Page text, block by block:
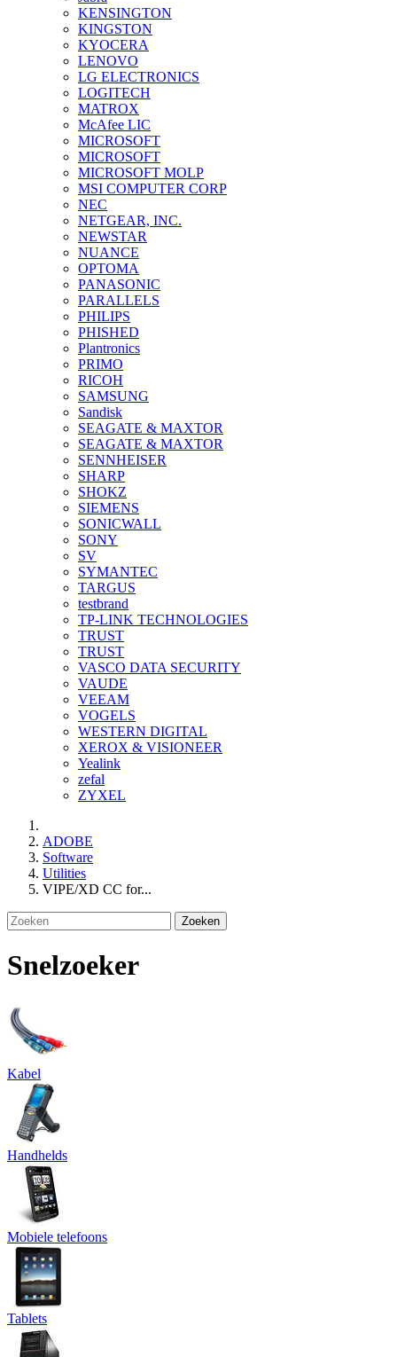
KENSINGTON
KINGSTON
KYOCERA
LENOVO
LG ELECTRONICS
LOGITECH
MATROX
McAfee LIC
MICROSOFT
MICROSOFT
MICROSOFT MOLP
MSI COMPUTER CORP
NEC
NETGEAR, INC.
NEWSTAR
NUANCE
OPTOMA
PANASONIC
PARALLELS
PHILIPS
PHISHED
Plantronics
PRIMO
RICOH
SAMSUNG
Sandisk
SEAGATE & MAXTOR
SEAGATE & MAXTOR
SENNHEISER
SHARP
SHOKZ
SIEMENS
SONICWALL
SONY
SV
SYMANTEC
TARGUS
testbrand
TP-LINK TECHNOLOGIES
TRUST
TRUST
VASCO DATA SECURITY
VAUDE
VEEAM
VOGELS
WESTERN DIGITAL
XEROX & VISIONEER
Yealink
zefal
ZYXEL
ADOBE
Software
Utilities
VIPE/XD CC for...
Zoeken
Snelzoeker
Kabel
Handhelds
Mobiele telefoons
Tablets